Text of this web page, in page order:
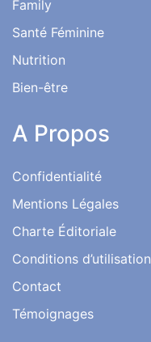
Family
Santé Féminine
Nutrition
Bien-être
A Propos
Confidentialité
Mentions Légales
Charte Éditoriale
Conditions d’utilisation
Contact
Témoignages